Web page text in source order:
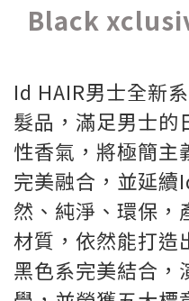
Black
Id HAIR男士全新
髮品，滿足男士的
性香氣，將極簡主
完美融合，並延續
然、純淨、環保，
材質，依然能打造
黑色系完美結合，